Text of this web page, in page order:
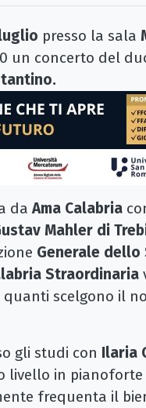
presso la sala
un concerto del
da Ama Calabria
Mahler di
Generale
Straordinaria
scelgono il
gli studi con Ilaria
livello in pianoforte
frequenta il